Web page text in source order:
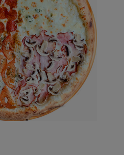
Комбо
Салати
Гарніри
Напої